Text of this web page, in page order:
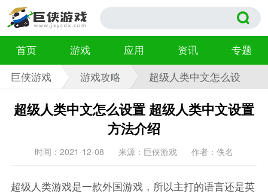
首页 游戏 应用 资讯
专题
巨侠游戏
游戏攻略
超级人类中文怎么设
置
超级人类中文怎么设置 超级人类中文设置
方法介绍
时间：2021-12-08 来源：巨侠游戏 作者：佚名
超级人类游戏是一款外国游戏，所以主打的语言还是英